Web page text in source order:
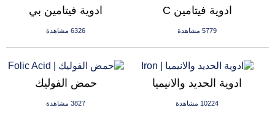
ادوية فيتامين بي
6326 مشاهدة
ادوية فيتامين C
5779 مشاهدة
حمض الفوليك
3827 مشاهدة
ادوية الحديد والانيميا
10224 مشاهدة